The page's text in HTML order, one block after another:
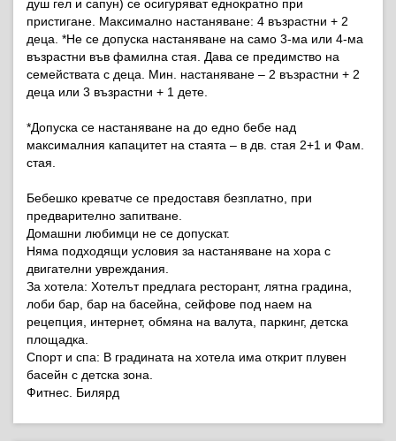
душ гел и сапун) се осигуряват еднократно при
пристигане. Максимално настаняване: 4 възрастни + 2
деца. *Не се допуска настаняване на само 3-ма или 4-ма
възрастни във фамилна стая. Дава се предимство на
семействата с деца. Мин. настаняване – 2 възрастни + 2
деца или 3 възрастни + 1 дете.
*Допуска се настаняване на до едно бебе над
максималния капацитет на стаята – в дв. стая 2+1 и Фам.
стая.
Бебешко креватче се предоставя безплатно, при
предварително запитване.
Домашни любимци не се допускат.
Няма подходящи условия за настаняване на хора с
двигателни увреждания.
За хотела: Хотелът предлага ресторант, лятна градина,
лоби бар, бар на басейна, сейфове под наем на
рецепция, интернет, обмяна на валута, паркинг, детска
площадка.
Спорт и спа: В градината на хотела има открит плувен
басейн с детска зона.
Фитнес. Билярд